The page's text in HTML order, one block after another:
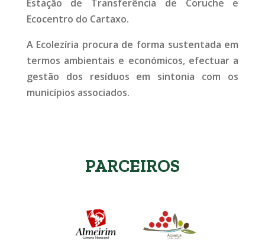
Estação de Transferência de Coruche e
Ecocentro do Cartaxo.
A Ecolezíria procura de forma sustentada em
termos ambientais e económicos, efectuar a
gestão dos resíduos em sintonia com os
municípios associados.
PARCEIROS